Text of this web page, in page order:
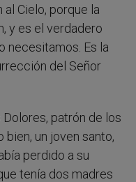
Cielo, porque la
y es el verdadero
necesitamos. Es la
del Señor
patrón de los
un joven santo,
perdido a su
tenía dos madres